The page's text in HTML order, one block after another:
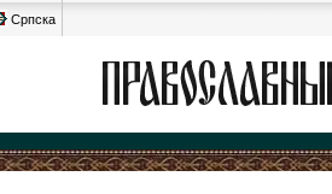
Српска